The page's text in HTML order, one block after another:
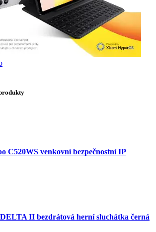
C520WS venkovní bezpečnostní IP
II bezdrátová herní sluchátka černá